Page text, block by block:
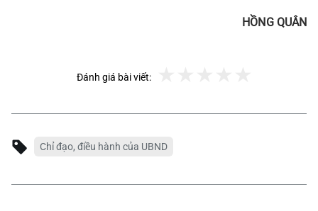
HỒNG QUÂN
Đánh giá bài viết:
Chỉ đạo, điều hành của UBND